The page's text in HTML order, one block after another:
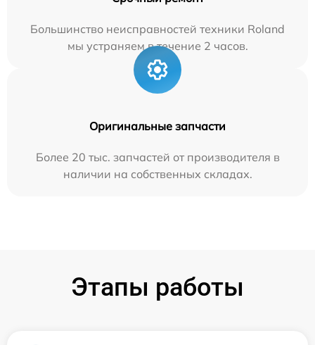
Большинство неисправностей техники Roland
мы устраняем в течение 2 часов.
Оригинальные запчасти
Более 20 тыс. запчастей от производителя в
наличии на собственных складах.
Этапы работы